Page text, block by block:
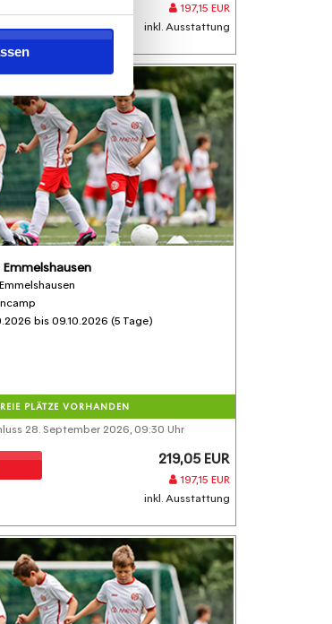
197,15 EUR
inkl. Ausstattung
Emmelshausen
bis 09.10.2026 (5 Tage)
PLÄTZE VORHANDEN
28. September 2026, 09:30 Uhr
219,05 EUR
197,15 EUR
inkl. Ausstattung